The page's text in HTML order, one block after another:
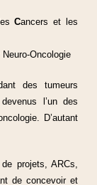
Cancers et les
Oncologie
des tumeurs
l’un des
D’autant
projets, ARCs,
de concevoir et